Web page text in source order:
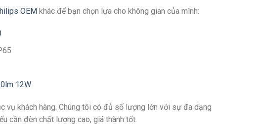
OEMkhác để bạn chọn lựa cho không gian của mình:
12W
vụ khách hàng. Chúng tôi có đủ số lượng lớn với sự đa dạng
cần đèn chất lượng cao, giá thành tốt.